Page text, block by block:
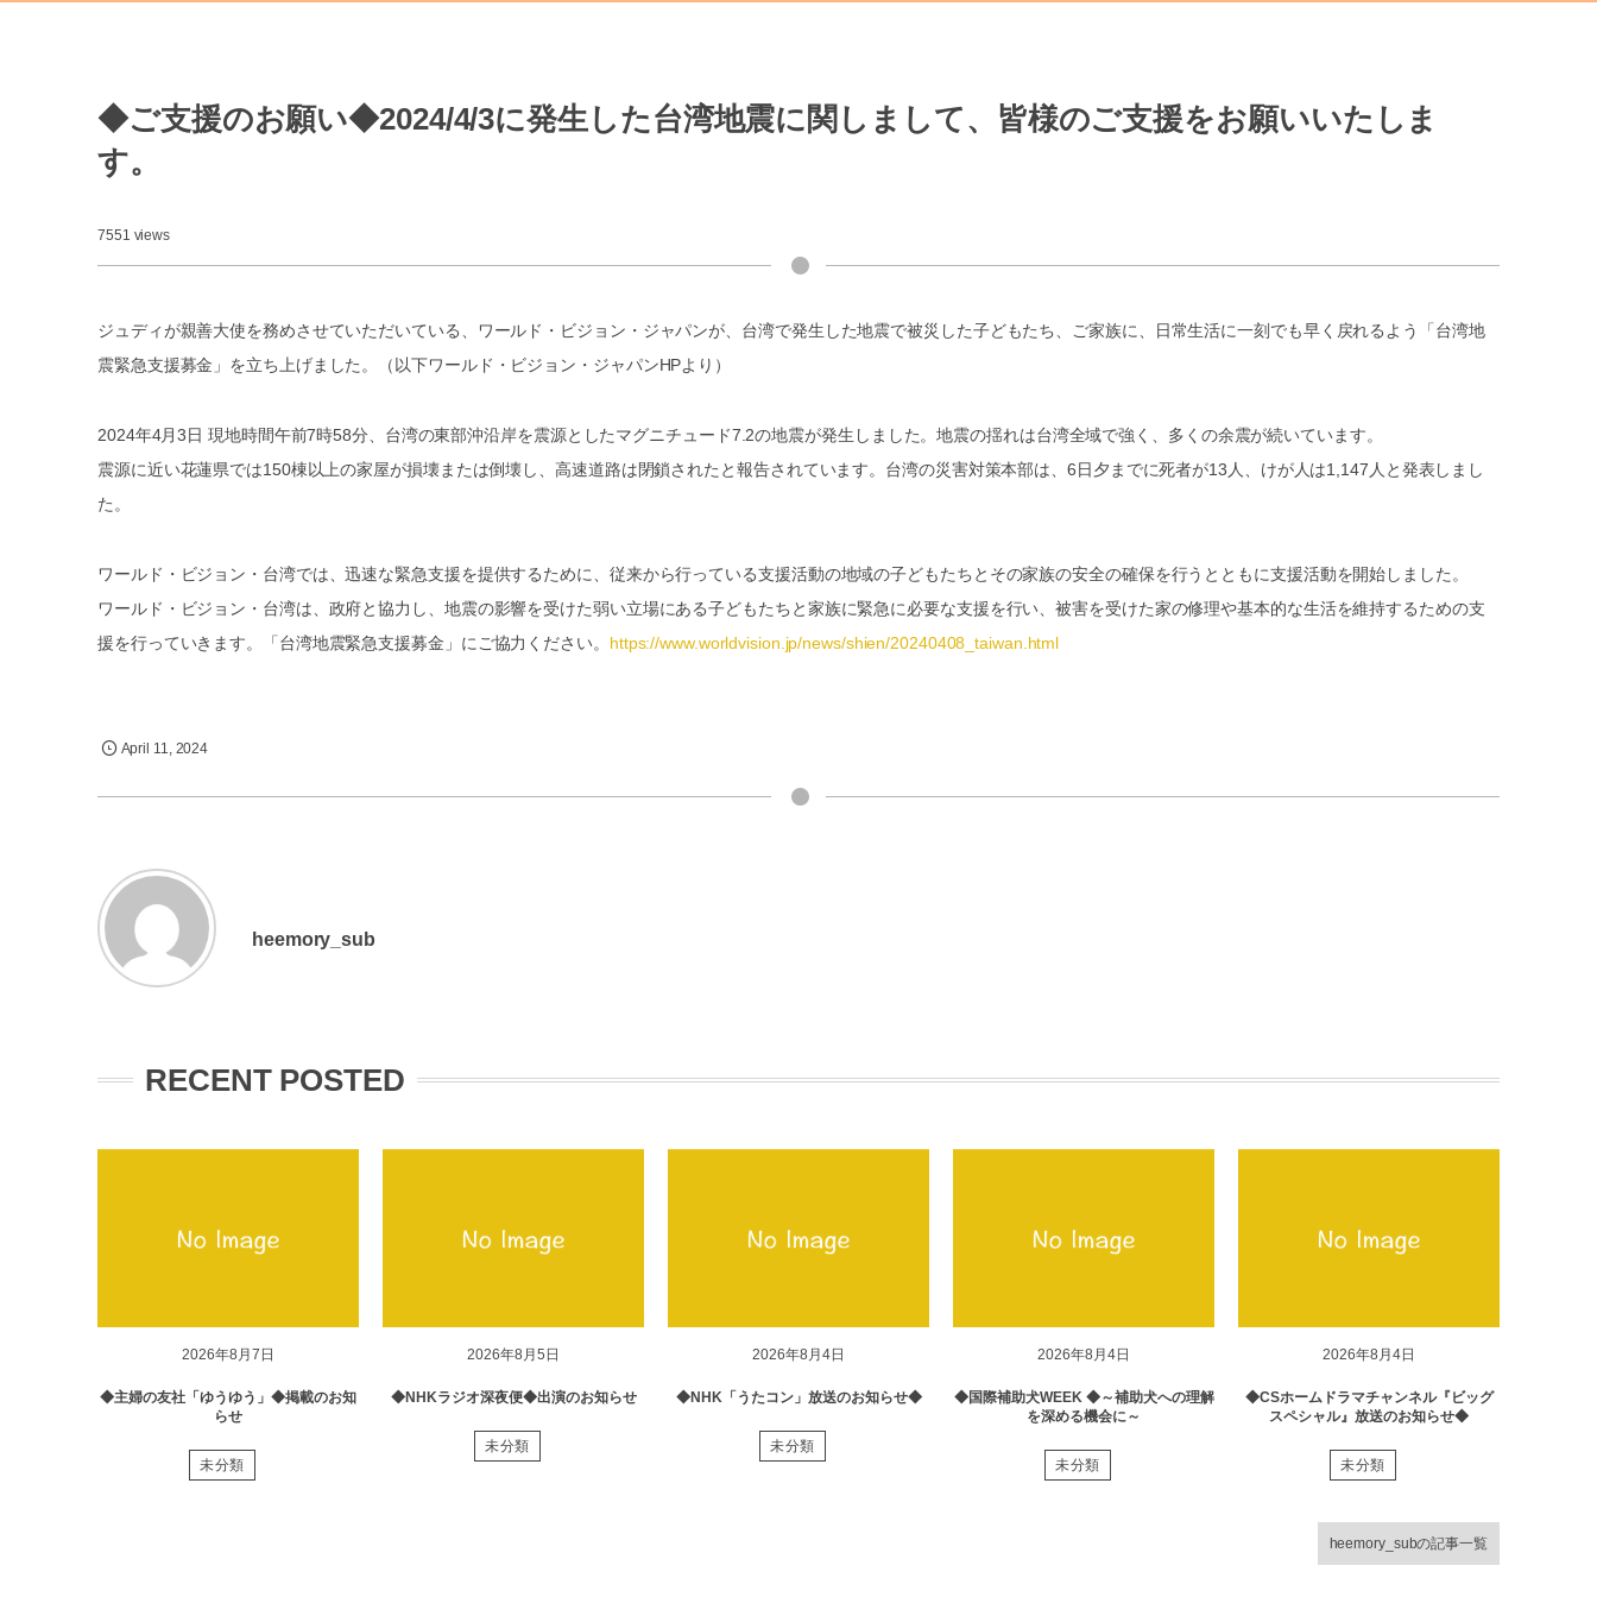
◆ご支援のお願い◆2024/4/3に発生した台湾地震に関しまして、皆様のご支援をお願いいたしま
す。
7551 views
ジュディが親善大使を務めさせていただいている、ワールド・ビジョン・ジャパンが、台湾で発生した地震で被災した子どもたち、ご家族に、日常生活に一刻でも早く戻れるよう「台湾地
震緊急支援募金」を立ち上げました。（以下ワールド・ビジョン・ジャパンHPより）
2024年4月3日 現地時間午前7時58分、台湾の東部沖沿岸を震源としたマグニチュード7.2の地震が発生しました。地震の揺れは台湾全域で強く、多くの余震が続いています。
震源に近い花蓮県では150棟以上の家屋が損壊または倒壊し、高速道路は閉鎖されたと報告されています。台湾の災害対策本部は、6日夕までに死者が13人、けが人は1,147人と発表しまし
た。
ワールド・ビジョン・台湾では、迅速な緊急支援を提供するために、従来から行っている支援活動の地域の子どもたちとその家族の安全の確保を行うとともに支援活動を開始しました。
ワールド・ビジョン・台湾は、政府と協力し、地震の影響を受けた弱い立場にある子どもたちと家族に緊急に必要な支援を行い、被害を受けた家の修理や基本的な生活を維持するための支
援を行っていきます。「台湾地震緊急支援募金」にご協力ください。 https://www.worldvision.jp/news/shien/20240408_taiwan.html
April 11, 2024
heemory_sub
RECENT POSTED
2026年8月7日
◆主婦の友社「ゆうゆう」◆掲載のお知
らせ
未分類
2026年8月5日
◆NHKラジオ深夜便◆出演のお知らせ
未分類
2026年8月4日
◆NHK「うたコン」放送のお知らせ◆
未分類
2026年8月4日
◆国際補助犬WEEK ◆～補助犬への理解
を深める機会に～
未分類
2026年8月4日
◆CSホームドラマチャンネル『ビッグ
スペシャル』放送のお知らせ◆
未分類
heemory_subの記事一覧